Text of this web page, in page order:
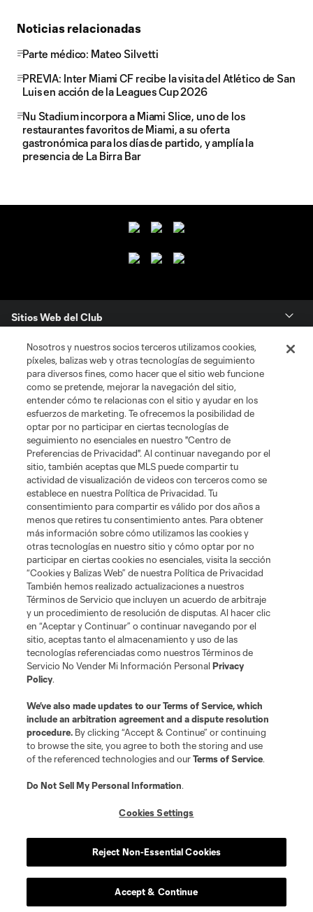
Noticias relacionadas
Parte médico: Mateo Silvetti
PREVIA: Inter Miami CF recibe la visita del Atlético de San
Luis en acción de la Leagues Cup 2026
Nu Stadium incorpora a Miami Slice, uno de los
restaurantes favoritos de Miami, a su oferta
gastronómica para los días de partido, y amplía la
presencia de La Birra Bar
Sitios Web del Club
Club
Tickets
News
MLSSOCCER.COM
Terminos de servicio
Politica de privacidad
Do Not Sell or Share My Personal Information
Cookies Settings
©2026 MLS. The Major League Soccer and MLS name and shield are
registered trademarks of Major League Soccer, L.L.C. (“MLS”). The names
and logos of MLS teams are registered and/or common law trademarks of
MLS or are used with the permission of their owners. Any unauthorized use
is forbidden.
Nosotros y nuestros socios terceros utilizamos cookies,
píxeles, balizas web y otras tecnologías de seguimiento
para diversos fines, como hacer que el sitio web funcione
como se pretende, mejorar la navegación del sitio,
entender cómo te relacionas con el sitio y ayudar en los
esfuerzos de marketing. Te ofrecemos la posibilidad de
optar por no participar en ciertas tecnologías de
seguimiento no esenciales en nuestro "Centro de
Preferencias de Privacidad". Al continuar navegando por el
sitio, también aceptas que MLS puede compartir tu
actividad de visualización de videos con terceros como se
establece en nuestra Política de Privacidad. Tu
consentimiento para compartir es válido por dos años a
menos que retires tu consentimiento antes. Para obtener
más información sobre cómo utilizamos las cookies y
otras tecnologías en nuestro sitio y cómo optar por no
participar en ciertas cookies no esenciales, visita la sección
“Cookies y Balizas Web” de nuestra Política de Privacidad
También hemos realizado actualizaciones a nuestros
Términos de Servicio que incluyen un acuerdo de arbitraje
y un procedimiento de resolución de disputas. Al hacer clic
en “Aceptar y Continuar” o continuar navegando por el
sitio, aceptas tanto el almacenamiento y uso de las
tecnologías referenciadas como nuestros Términos de
Servicio No Vender Mi Información PersonalPrivacy
Policy.
We’ve also made updates to ourTerms of Service, which
include an arbitration agreement and a dispute resolution
procedure. By clicking “Accept & Continue” or continuing
to browse the site, you agree to both the storing and use
of the referenced technologies and ourTerms of Service.
Do Not Sell My Personal Information.
Cookies Settings
Reject Non-Essential Cookies
Accept & Continue